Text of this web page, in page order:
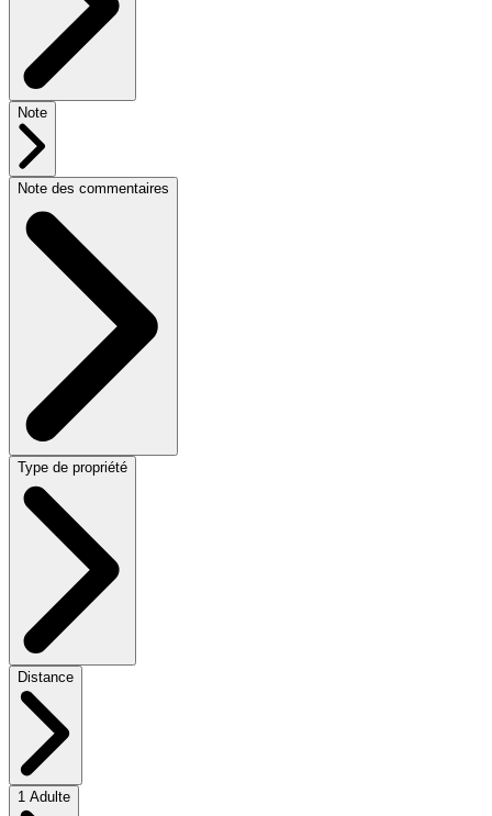
Note
Note des commentaires
Type de propriété
Distance
1 Adulte